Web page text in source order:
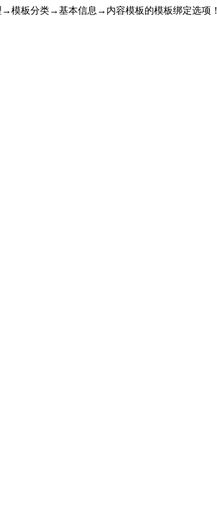
模板分类→基本信息→内容模板的模板绑定选项！